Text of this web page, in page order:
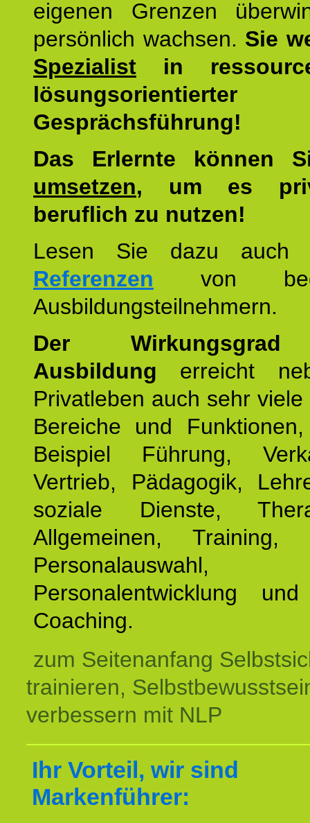
eigenen Grenzen
persönlich wachsen. Sie
Spezialist in
lösungsorientierter
Gesprächsführung!
Das Erlernte können
umsetzen, um es
beruflich zu nutzen!
Lesen Sie dazu
Referenzen von
Ausbildungsteilnehmern.
Der
Ausbildung erreicht
Privatleben auch sehr
Bereiche und
Beispiel Führung,
Vertrieb, Pädagogik,
soziale Dienste,
Allgemeinen, Training,
Personalauswahl,
Personalentwicklung
Coaching.
zum Seitenanfang
trainieren,
verbessern mit NLP
Ihr Vorteil, wir sind
Markenführer: